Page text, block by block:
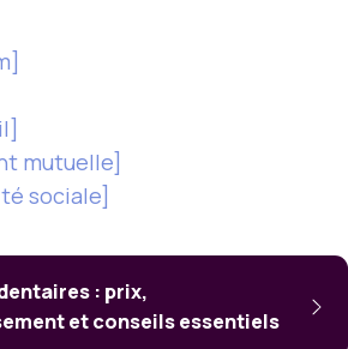
mutuelle]
sociale]
: prix,
et conseils essentiels